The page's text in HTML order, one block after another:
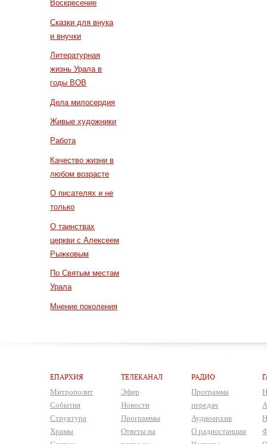
Воскресение
Сказки для внука
и внучки
Литературная
жизнь Урала в
годы ВОВ
Дела милосердия
Живые художники
Работа
Качество жизни в
любом возрасте
О писателях и не
только
О таинствах
церкви с Алексеем
Рыжковым
По Святым местам
Урала
Мнение поколения
ЕПАРХИЯ
Митрополит
События
Структура
Храмы
ТЕЛЕКАНАЛ
Эфир
Новости
Программы
Ответы на
РАДИО
Программа
передач
Аудиоархив
О радиостанции